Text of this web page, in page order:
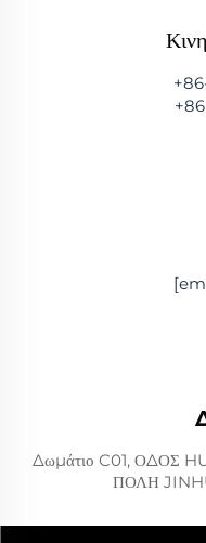
Δωμάτιο C01, ΟΔΟΣ
ΠΟΛΗ